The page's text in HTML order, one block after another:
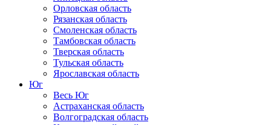
Орловская область
Рязанская область
Смоленская область
Тамбовская область
Тверская область
Тульская область
Ярославская область
Юг
Весь Юг
Астраханская область
Волгоградская область